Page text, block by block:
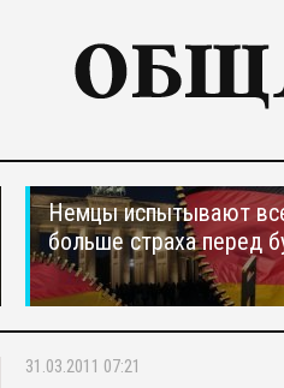
Немцы испытывают
больше страха перед
31.03.2011 07:21